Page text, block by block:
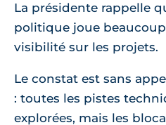
La présidente rappelle
politique joue
visibilité sur les projets.
Le constat est sans
: toutes les pistes
explorées, mais les